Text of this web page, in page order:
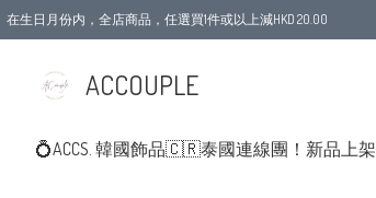
在生日月份内，全店商品，任選買1件或以上減HKD 20.00
ACCOUPLE
💍ACCS. 韓國飾品🇨🇷泰國連線團！新品上架